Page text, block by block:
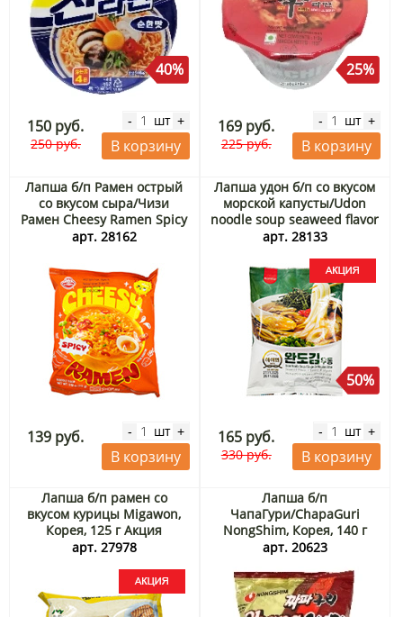
40%
150 руб.
250 руб.
- шт +
В корзину
25%
169 руб.
225 руб.
- шт +
В корзину
Лапша б/п Рамен острый
со вкусом сыра/Чизи
Рамен Cheesy Ramen Spicy
Otoki (Ottogi), Корея, 111 г
арт. 28162
139 руб. - шт +
В корзину
Лапша удон б/п со вкусом
морской капусты/Udon
noodle soup seaweed flavor
hi-myun Самлип/Samlip,
арт. 28133
50%
165 руб.
330 руб.
- шт +
В корзину
Лапша б/п рамен со
вкусом курицы Migawon,
Корея, 125 г Акция
арт. 27978
Лапша б/п
ЧапаГури/ChapaGuri
NongShim, Корея, 140 г
арт. 20623